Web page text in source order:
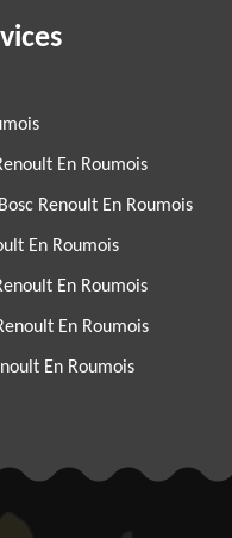
En Roumois
Renoult En Roumois
En Roumois
En Roumois
En Roumois
En Roumois